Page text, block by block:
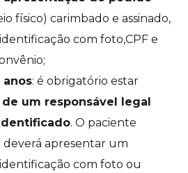
físico) carimbado e assinado,
com foto,CPF e
anos: é obrigatório estar
um responsável legal
. O paciente
apresentar um
com foto ou